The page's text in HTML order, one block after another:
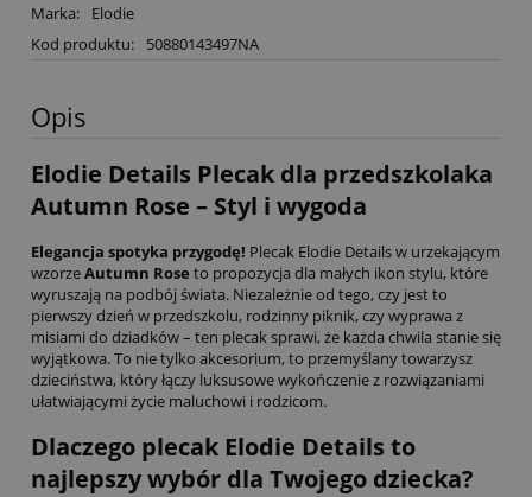
Marka:
Elodie
Kod produktu:
50880143497NA
Opis
Elodie Details Plecak dla przedszkolaka
Autumn Rose – Styl i wygoda
Elegancja spotyka przygodę! Plecak Elodie Details w urzekającym
wzorzeAutumn Rose to propozycja dla małych ikon stylu, które
wyruszają na podbój świata. Niezależnie od tego, czy jest to
pierwszy dzień w przedszkolu, rodzinny piknik, czy wyprawa z
misiami do dziadków – ten plecak sprawi, że każda chwila stanie się
wyjątkowa. To nie tylko akcesorium, to przemyślany towarzysz
dzieciństwa, który łączy luksusowe wykończenie z rozwiązaniami
ułatwiającymi życie maluchowi i rodzicom.
Dlaczego plecak Elodie Details to
najlepszy wybór dla Twojego dziecka?